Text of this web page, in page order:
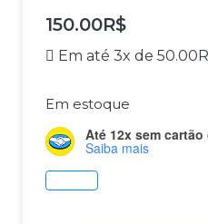
150.00R$
Em até 3x de 50.00
Em estoque
Até 12x sem cartão
Saiba mais